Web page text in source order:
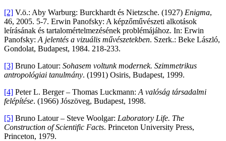
[2] V.ö.: Aby Warburg: Burckhardt és Nietzsche. (1927) Enigma,
46, 2005. 5-7. Erwin Panofsky: A képzőművészeti alkotások
leírásának és tartalomértelmezésének problémájához. In: Erwin
Panofsky: A jelentés a vizuális művészetekben. Szerk.: Beke László,
Gondolat, Budapest, 1984. 218-233.
[3] Bruno Latour: Sohasem voltunk modernek. Szimmetrikus
antropológiai tanulmány. (1991) Osiris, Budapest, 1999.
[4] Peter L. Berger – Thomas Luckmann: A valóság társadalmi
felépítése. (1966) Jószöveg, Budapest, 1998.
[5] Bruno Latour – Steve Woolgar: Laboratory Life. The
Construction of Scientific Facts. Princeton University Press,
Princeton, 1979.